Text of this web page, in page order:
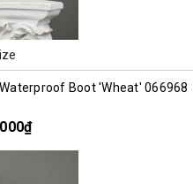
Boot 'Wheat' 066968